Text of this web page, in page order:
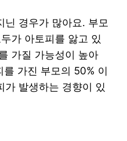
닌 경우가 많아요. 부모
가 아토피를 앓고 있
가질 가능성이 높아
가진 부모의 50% 이
가 발생하는 경향이 있